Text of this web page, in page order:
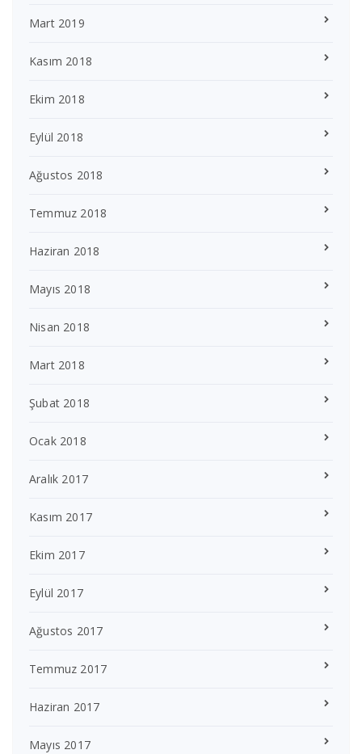
Mart 2019
Kasım 2018
Ekim 2018
Eylül 2018
Ağustos 2018
Temmuz 2018
Haziran 2018
Mayıs 2018
Nisan 2018
Mart 2018
Şubat 2018
Ocak 2018
Aralık 2017
Kasım 2017
Ekim 2017
Eylül 2017
Ağustos 2017
Temmuz 2017
Haziran 2017
Mayıs 2017